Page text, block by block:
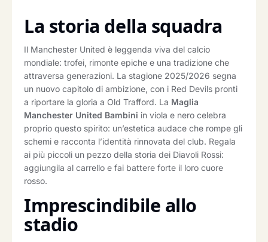
La storia della squadra
Il Manchester United è leggenda viva del calcio
mondiale: trofei, rimonte epiche e una tradizione che
attraversa generazioni. La stagione 2025/2026 segna
un nuovo capitolo di ambizione, con i Red Devils pronti
a riportare la gloria a Old Trafford. La Maglia
Manchester United Bambini in viola e nero celebra
proprio questo spirito: un’estetica audace che rompe gli
schemi e racconta l’identità rinnovata del club. Regala
ai più piccoli un pezzo della storia dei Diavoli Rossi:
aggiungila al carrello e fai battere forte il loro cuore
rosso.
Imprescindibile allo
stadio